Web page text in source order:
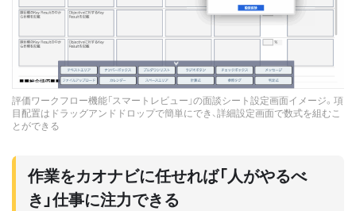
評価ワークフロー機能「スマートレビュー」の面談シート設定画面イメージ。項
目配置はドラッグアンドドロップで簡単にでき、詳細設定画面で数式を組むこ
とができる
作業をカオナビに任せれば「人がやるべ
き」仕事に注力できる